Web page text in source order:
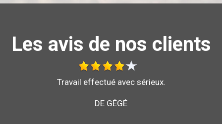
Les avis de nos clients
Bonjour je vous recommande l'entreprise brochard